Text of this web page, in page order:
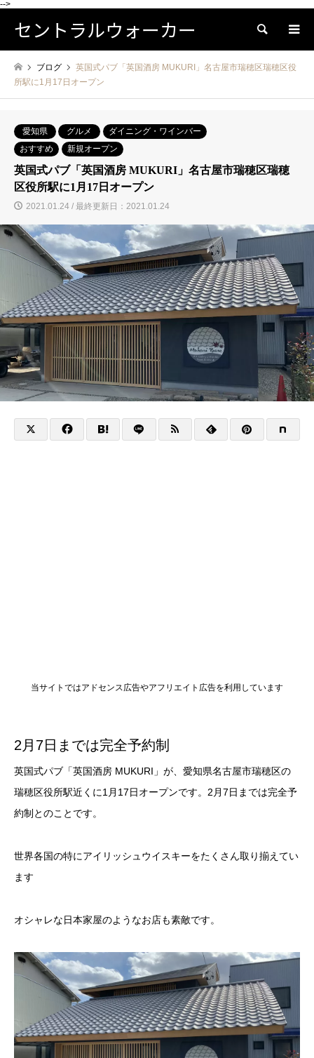
-->
セントラルウォーカー 検索
ブログ
英国式パブ「英国酒房 MUKURI」名古屋市瑞穂区瑞穂区役
所駅に1月17日オープン
愛知県 グルメ
ダイニング・ワインバー
おすすめ
新規オープン
英国式パブ「英国酒房 MUKURI」名古屋市瑞穂区瑞穂
区役所駅に1月17日オープン
2021.01.24 / 最終更新日：2021.01.24
当サイトではアドセンス広告やアフリエイト広告を利用しています
2月7日までは完全予約制
英国式パブ「英国酒房 MUKURI」が、愛知県名古屋市瑞穂区の
瑞穂区役所駅近くに1月17日オープンです。2月7日までは完全予
約制とのことです。
世界各国の特にアイリッシュウイスキーをたくさん取り揃えてい
ます
オシャレな日本家屋のようなお店も素敵です。